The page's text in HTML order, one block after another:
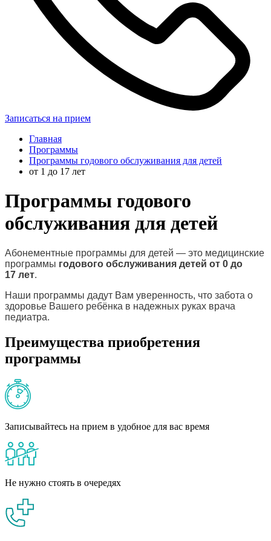
Записаться на прием
Главная
Программы
Программы годового обслуживания для детей
от 1 до 17 лет
Программы годового
обслуживания для детей
Абонементные программы для детей — это медицинские
программы годового обслуживания детей от 0 до
17 лет.
Наши программы дадут Вам уверенность, что забота о
здоровье Вашего ребёнка в надежных руках врача
педиатра.
Преимущества приобретения
программы
Записывайтесь на прием в удобное для вас время
Не нужно стоять в очередях